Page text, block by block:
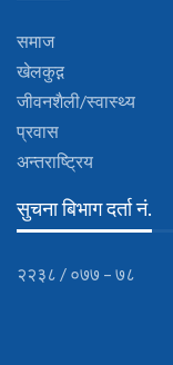
समाज
खेलकुद़़
जीवनशैली/स्वास्थ्य
प्रवास
अन्तराष्ट्रिय
सुचना बिभाग दर्ता नं.
२२३८ / ०७७ – ७८